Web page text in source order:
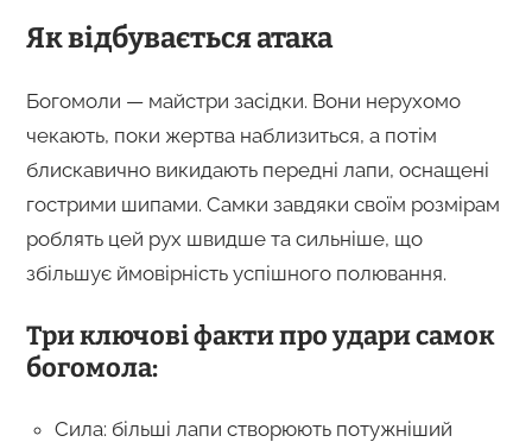
Як відбувається атака
Богомоли — майстри засідки. Вони нерухомо
чекають, поки жертва наблизиться, а потім
блискавично викидають передні лапи, оснащені
гострими шипами. Самки завдяки своїм розмірам
роблять цей рух швидше та сильніше, що
збільшує ймовірність успішного полювання.
Три ключові факти про удари самок
богомола:
Сила: більші лапи створюють потужніший